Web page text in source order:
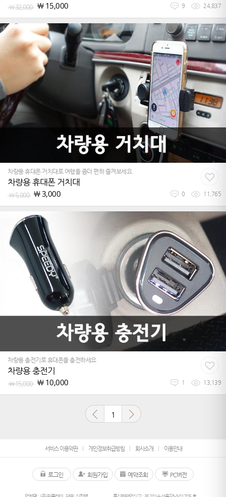
￦32,000 ￦ 15,000 9 24,837
차량용 휴대폰 거치대로 여행을 좀더 편하 즐겨보세요
차량용 휴대폰 거치대
￦5,000 ￦3,000 0 11,765
차량용 충전기로 휴대폰을 충전하세요
차량용 충전기
￦15,000 ￦ 10,000 1 13,139
1
서비스 이용약관 개인정보취급방침 회사소개 이용안내
로그인 회원가입 예약조회 PC버전